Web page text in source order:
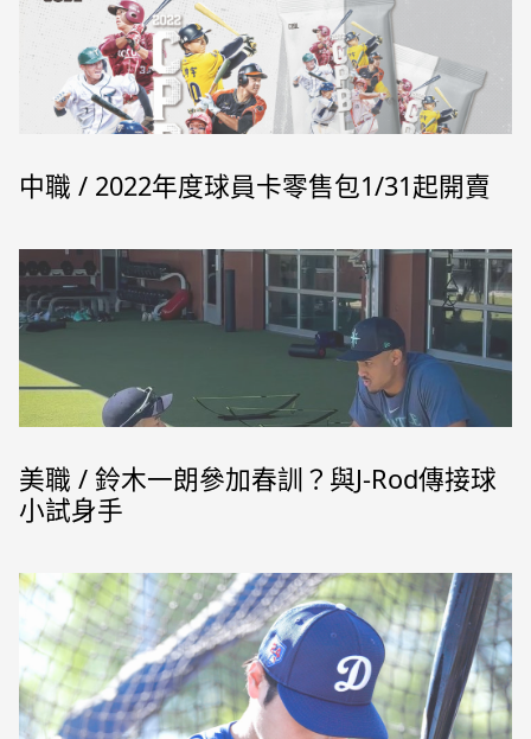
味全龍隊徐若熙有機會成為台灣隊亞錦賽王牌。（圖／味全龍提供）
2022年度中職球員卡零售包 (中華職棒提供)
中職 / 2022年度球員卡零售包1/31起開賣
美職 / 鈴木一朗參加春訓？與J-Rod傳接球
小試身手